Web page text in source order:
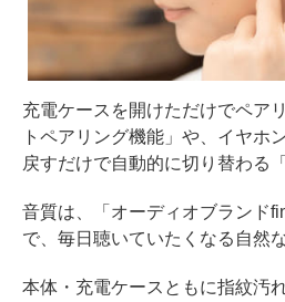
充電ケースを開けただけでペア
トペアリング機能」や、イヤホ
戻すだけで自動的に切り替わる
音質は、「オーディオブランド
で、毎日聴いていたくなる自然
本体・充電ケースともに指紋汚